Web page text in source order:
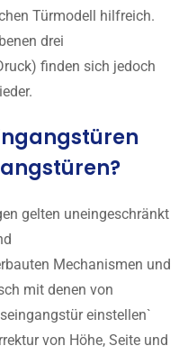
Türmodell hilfreich.
drei
finden sich jedoch
gelten uneingeschränkt
Mechanismen und
mit denen von
einstellen`
von Höhe, Seite und